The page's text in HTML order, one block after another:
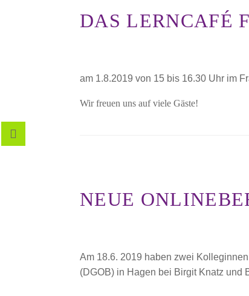
DAS LERNCAFÉ
am 1.8.2019 von 15 bis 16.30 Uhr im
Wir freuen uns auf viele Gäste!
NEUE
Am 18.6. 2019 haben zwei
(DGOB) in Hagen bei Birgit Knatz und